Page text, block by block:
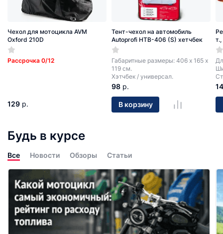
Чехол для мотоцикла AVM
Oxford 210D
Рассрочка 0/12
129 р.
Тент-чехол на автомобиль
Autoprofi HTB-406 (S) хетчбек
Габаритные размеры: 406 х 165 х
119 см.
Хэтчбек / универсал.
98 р.
В корзину
14
Будь в курсе
Все Новости Обзоры Статьи